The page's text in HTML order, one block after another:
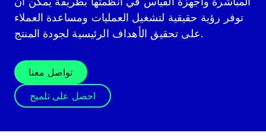
توفر رؤية حقيقية لتشغيل العمليات ومساعدة العملاء
على تحقيق الأهداف الرئيسية لجودة المنتج.
تواصل معنا
احصل على تلميح